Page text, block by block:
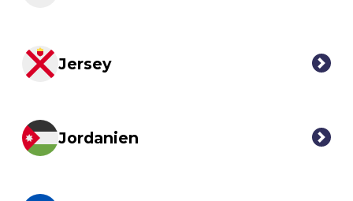
Jersey
Jordanien